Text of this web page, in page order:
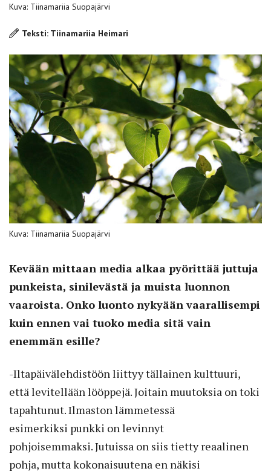
Kuva: Tiinamariia Suopajärvi
Teksti: Tiinamariia Heimari
Kuva: Tiinamariia Suopajärvi
Kevään mittaan media alkaa pyörittää juttuja
punkeista, sinilevästä ja muista luonnon
vaaroista. Onko luonto nykyään vaarallisempi
kuin ennen vai tuoko media sitä vain
enemmän esille?
-Iltapäivälehdistöön liittyy tällainen kulttuuri,
että levitellään lööppejä. Joitain muutoksia on toki
tapahtunut. Ilmaston lämmetessä
esimerkiksi punkki on levinnyt
pohjoisemmaksi. Jutuissa on siis tietty reaalinen
pohja, mutta kokonaisuutena en näkisi